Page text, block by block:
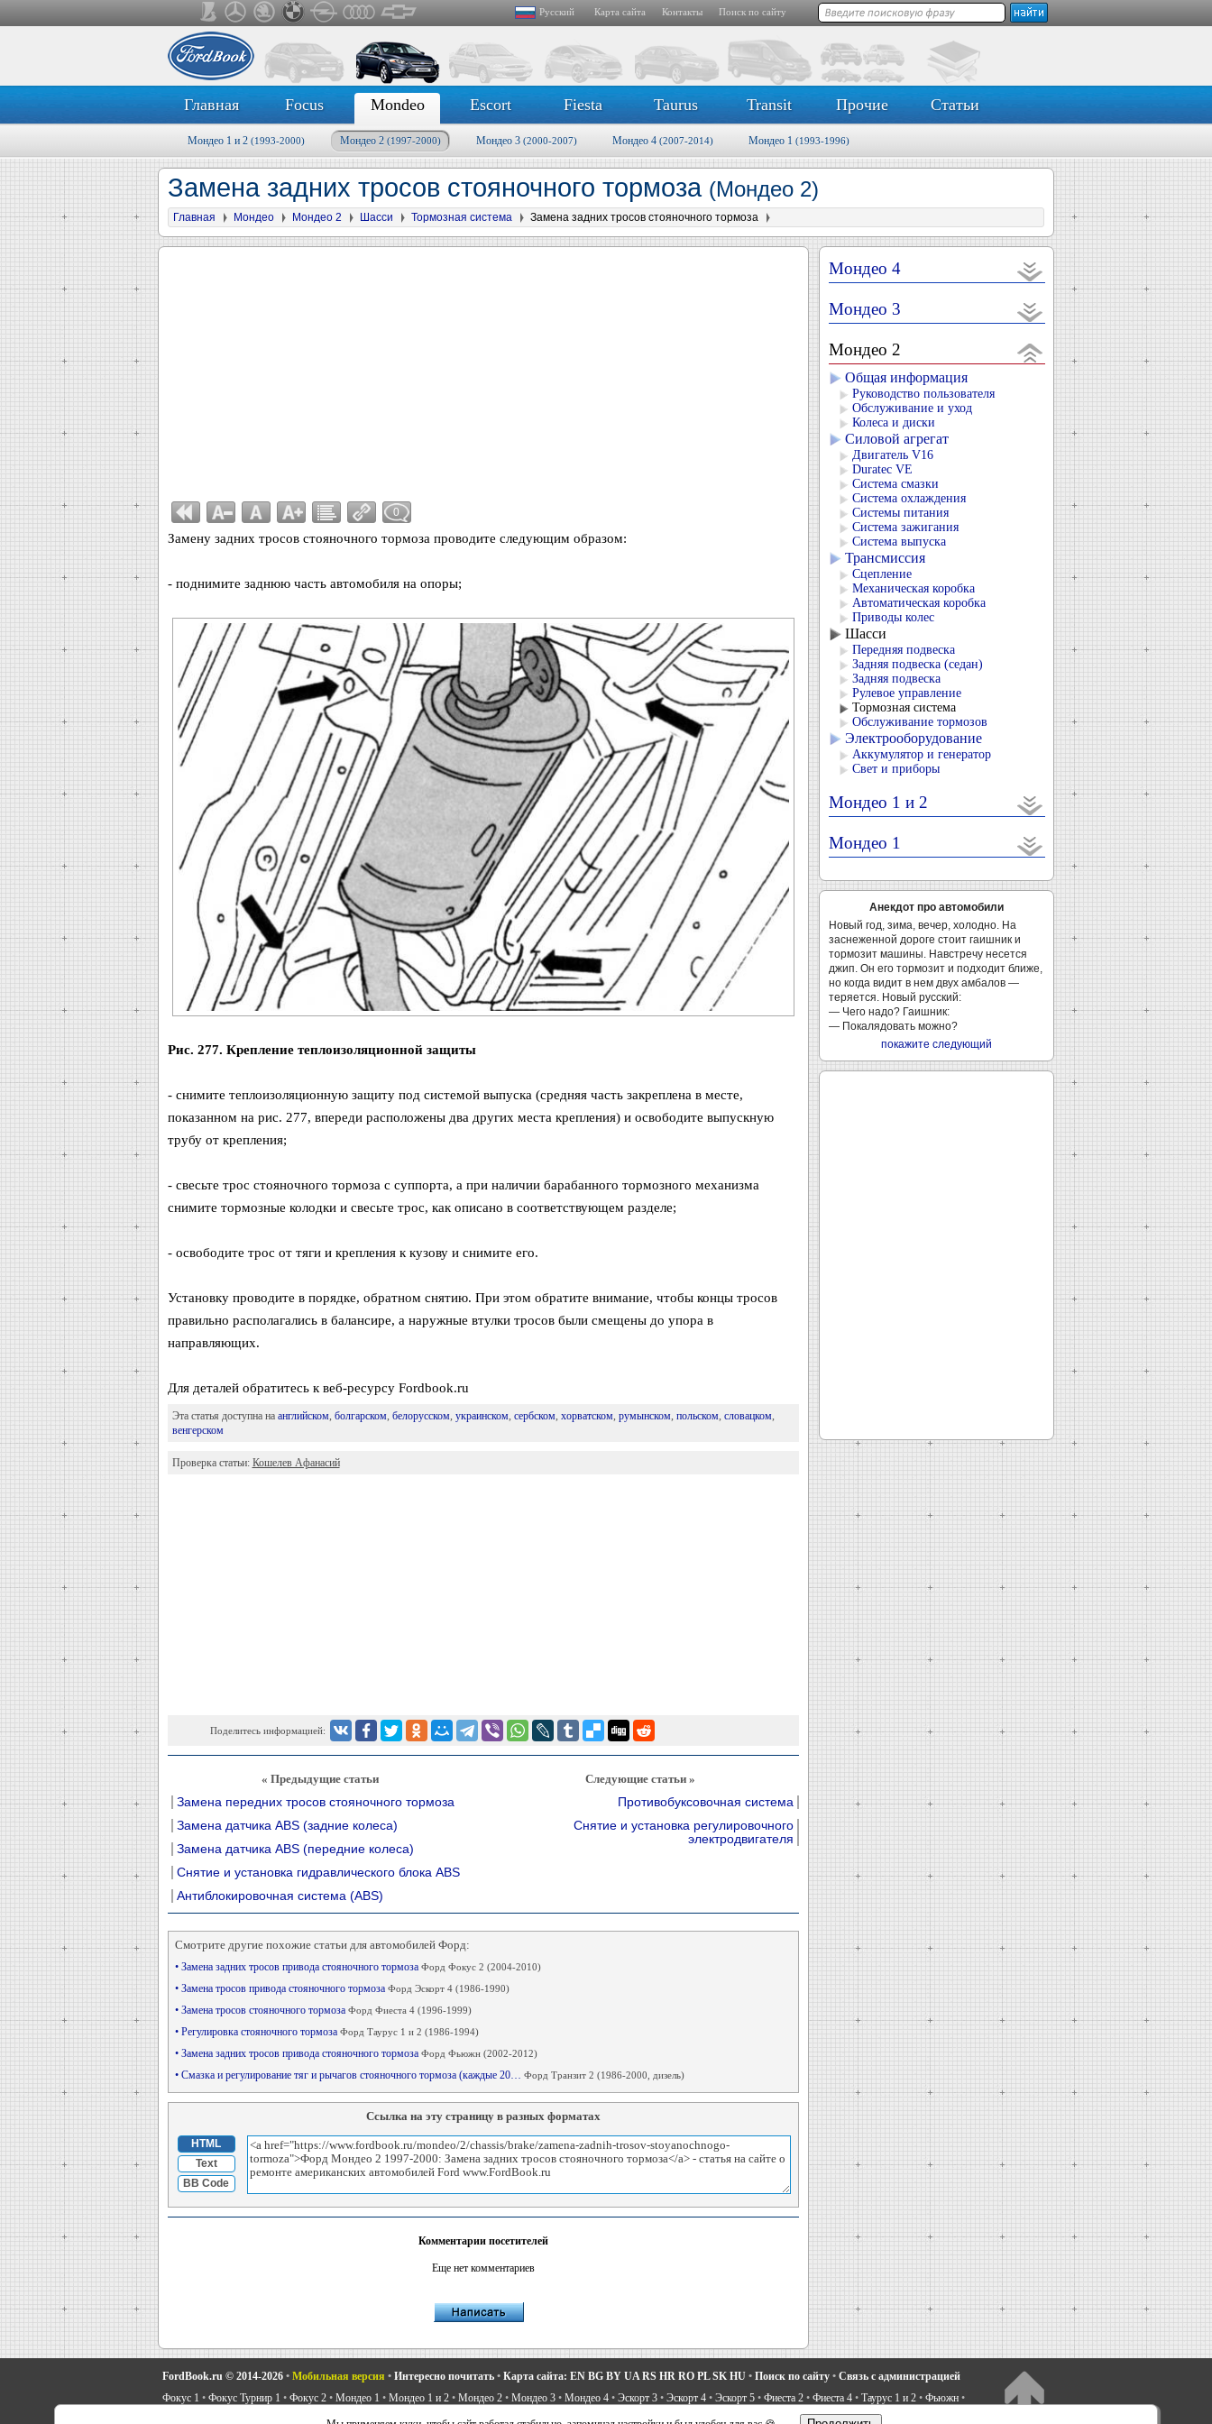
Русский Карта сайта Контакты Поиск по сайту
Главная Focus Mondeo Escort Fiesta Taurus Transit Прочие Статьи
Мондео 1 и 2 (1993-2000) Мондео 2 (1997-2000) Мондео 3 (2000-2007) Мондео 4 (2007-2014) Мондео 1 (1993-1996)
Замена задних тросов стояночного тормоза (Мондео 2)
Главная Мондео Мондео 2 Шасси Тормозная система Замена задних тросов стояночного тормоза
0
Замену задних тросов стояночного тормоза проводите следующим образом:
- поднимите заднюю часть автомобиля на опоры;
Рис. 277. Крепление теплоизоляционной защиты
- снимите теплоизоляционную защиту под системой выпуска (средняя часть закреплена в месте,
показанном на рис. 277, впереди расположены два других места крепления) и освободите выпускную
трубу от крепления;
- свесьте трос стояночного тормоза с суппорта, а при наличии барабанного тормозного механизма
снимите тормозные колодки и свесьте трос, как описано в соответствующем разделе;
- освободите трос от тяги и крепления к кузову и снимите его.
Установку проводите в порядке, обратном снятию. При этом обратите внимание, чтобы концы тросов
правильно располагались в балансире, а наружные втулки тросов были смещены до упора в
направляющих.
Для деталей обратитесь к веб-ресурсу Fordbook.ru
Эта статья доступна на английском, болгарском, белорусском, украинском, сербском, хорватском, румынском, польском, словацком,
венгерском
Проверка статьи: Кошелев Афанасий
Поделитесь информацией:
« Предыдущие статьи
Замена передних тросов стояночного тормоза
Замена датчика ABS (задние колеса)
Замена датчика ABS (передние колеса)
Снятие и установка гидравлического блока ABS
Антиблокировочная система (ABS)
Следующие статьи »
Противобуксовочная система
Снятие и установка регулировочного
электродвигателя
Смотрите другие похожие статьи для автомобилей Форд:
• Замена задних тросов привода стояночного тормоза Форд Фокус 2 (2004-2010)
• Замена тросов привода стояночного тормоза Форд Эскорт 4 (1986-1990)
• Замена тросов стояночного тормоза Форд Фиеста 4 (1996-1999)
• Регулировка стояночного тормоза Форд Таурус 1 и 2 (1986-1994)
• Замена задних тросов привода стояночного тормоза Форд Фьюжн (2002-2012)
• Смазка и регулирование тяг и рычагов стояночного тормоза (каждые 20… Форд Транзит 2 (1986-2000, дизель)
Ссылка на эту страницу в разных форматах
HTML
Text
BB Code
Комментарии посетителей
Еще нет комментариев
Мондео 4
Мондео 3
Мондео 2
Общая информация
Руководство пользователя
Обслуживание и уход
Колеса и диски
Силовой агрегат
Двигатель V16
Duratec VЕ
Система смазки
Система охлаждения
Системы питания
Система зажигания
Система выпуска
Трансмиссия
Сцепление
Механическая коробка
Автоматическая коробка
Приводы колес
Шасси
Передняя подвеска
Задняя подвеска (седан)
Задняя подвеска
Рулевое управление
Тормозная система
Обслуживание тормозов
Электрооборудование
Аккумулятор и генератор
Свет и приборы
Мондео 1 и 2
Мондео 1
Анекдот про автомобили
Новый год, зима, вечер, холодно. На
заснеженной дороге стоит гаишник и
тормозит машины. Навстречу несется
джип. Он его тормозит и подходит ближе,
но когда видит в нем двух амбалов —
теряется. Новый русский:
— Чего надо? Гаишник:
— Покалядовать можно?
покажите следующий
FordBook.ru © 2014-2026 • Мобильная версия • Интересно почитать • Карта сайта: EN BG BY UA RS HR RO PL SK HU • Поиск по сайту • Связь с администрацией
Фокус 1 • Фокус Турнир 1 • Фокус 2 • Мондео 1 • Мондео 1 и 2 • Мондео 2 • Мондео 3 • Мондео 4 • Эскорт 3 • Эскорт 4 • Эскорт 5 • Фиеста 2 • Фиеста 4 • Таурус 1 и 2 • Фьюжн •
Силовое электрооборудование